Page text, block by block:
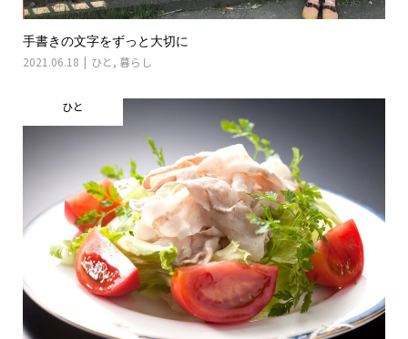
手書きの文字をずっと大切に
2021.06.18 ひと , 暮らし
ひと